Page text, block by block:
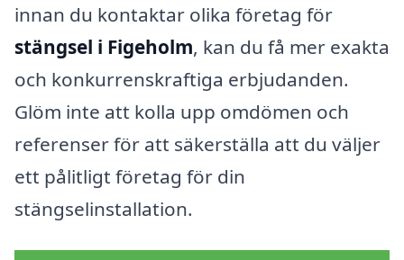
innan du kontaktar olika företag för
stängsel i Figeholm, kan du få mer exakta
och konkurrenskraftiga erbjudanden.
Glöm inte att kolla upp omdömen och
referenser för att säkerställa att du väljer
ett pålitligt företag för din
stängselinstallation.